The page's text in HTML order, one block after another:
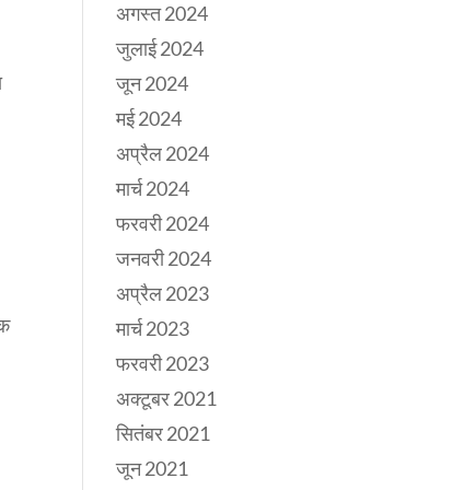
अगस्त 2024
जुलाई 2024
जून 2024
मई 2024
अप्रैल 2024
मार्च 2024
फरवरी 2024
जनवरी 2024
अप्रैल 2023
मार्च 2023
फरवरी 2023
अक्टूबर 2021
सितंबर 2021
जून 2021